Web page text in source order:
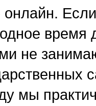
время
не
мы